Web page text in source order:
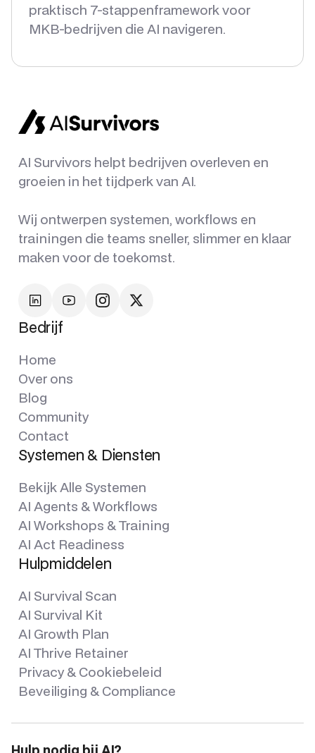
praktisch 7-stappenframework voor
MKB-bedrijven die AI navigeren.
AI Survivors helpt bedrijven overleven en
groeien in het tijdperk van AI.
Wij ontwerpen systemen, workflows en
trainingen die teams sneller, slimmer en klaar
maken voor de toekomst.
Bedrijf
Home
Over ons
Blog
Community
Contact
Systemen & Diensten
Bekijk Alle Systemen
AI Agents & Workflows
AI Workshops & Training
AI Act Readiness
Hulpmiddelen
AI Survival Scan
AI Survival Kit
AI Growth Plan
AI Thrive Retainer
Privacy & Cookiebeleid
Beveiliging & Compliance